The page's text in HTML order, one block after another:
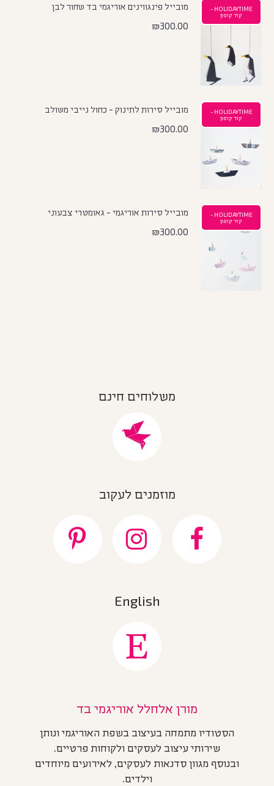
HOLIDAYTIME -
קוד קופון
מובייל פינגווינים אוריגמי בד שחור לבן
₪300.00
HOLIDAYTIME -
קוד קופון
מובייל סירות לתינוק - כחול נייבי משולב
₪300.00
HOLIDAYTIME -
קוד קופון
מובייל סירות אוריגמי - גאומטרי צבעוני
₪300.00
משלוחים חינם
מוזמנים לעקוב
English
מורן אלחלל אוריגמי בד
הסטודיו מתמחה בעיצוב בשפת האוריגמי ונותן
שירותי עיצוב לעסקים ולקוחות פרטיים.
ובנוסף מגוון סדנאות לעסקים, לאירועים מיוחדים
וילדים.